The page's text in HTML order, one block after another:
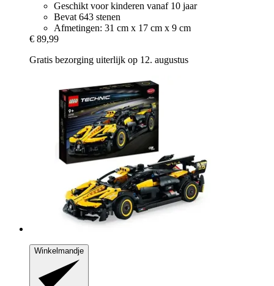
Geschikt voor kinderen vanaf 10 jaar
Bevat 643 stenen
Afmetingen: 31 cm x 17 cm x 9 cm
€ 89,99
Gratis bezorging uiterlijk op 12. augustus
Winkelmandje